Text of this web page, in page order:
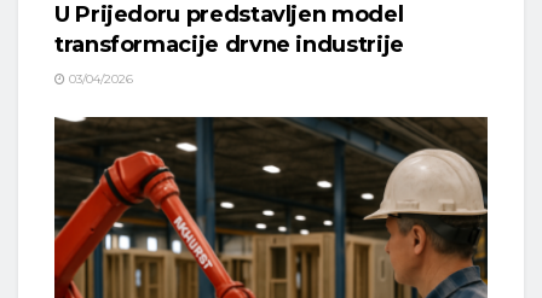
U Prijedoru predstavljen model
transformacije drvne industrije
03/04/2026